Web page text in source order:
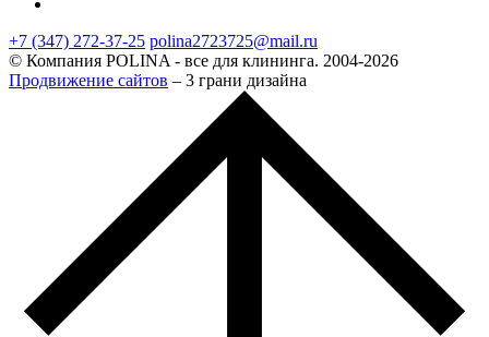
+7 (347) 272-37-25 polina2723725@mail.ru
© Компания POLINA - все для клининга. 2004-2026
Продвижение сайтов – 3 грани дизайна